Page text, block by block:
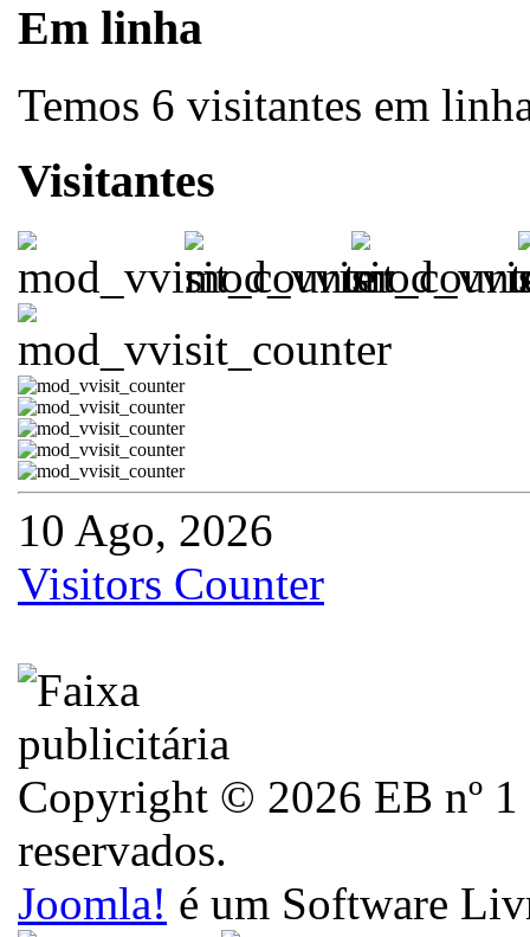
Em linha
Temos 6 visitantes em
Visitantes
10 Ago, 2026
Visitors Counter
Copyright © 2026 EB nº
reservados.
Joomla! é um Software